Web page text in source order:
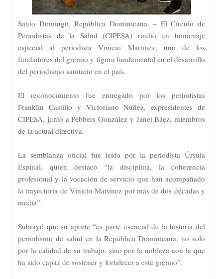
Santo Domingo, República Dominicana. – El Círculo de
Periodistas de la Salud (CIPESA) rindió un homenaje
especial al periodista Vinicio Martínez, uno de los
fundadores del gremio y figura fundamental en el desarrollo
del periodismo sanitario en el país.
El reconocimiento fue entregado por los periodistas
Franklin Castillo y Victoriano Núñez, expresidentes de
CIPESA, junto a Pebbers González y Janet Báez, miembros
de la actual directiva.
La semblanza oficial fue leída por la periodista Úrsula
Espinal, quien destacó “la disciplina, la coherencia
profesional y la vocación de servicio que han acompañado
la trayectoria de Vinicio Martínez por más de dos décadas y
media”.
Subrayó que su aporte “es parte esencial de la historia del
periodismo de salud en la República Dominicana, no solo
por la calidad de su trabajo, sino por la nobleza con la que
ha sido capaz de sostener y fortalecer a este gremio”.